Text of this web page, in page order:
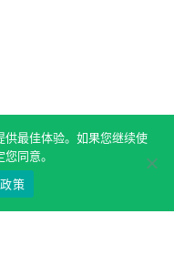
最佳体验。如果您继续使
同意。
策